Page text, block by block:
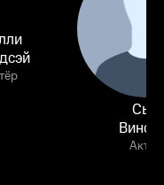
Сью
Актёр